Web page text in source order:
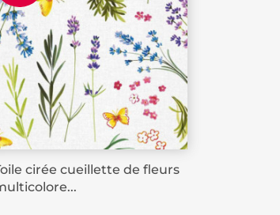
cirée cueillette de fleurs